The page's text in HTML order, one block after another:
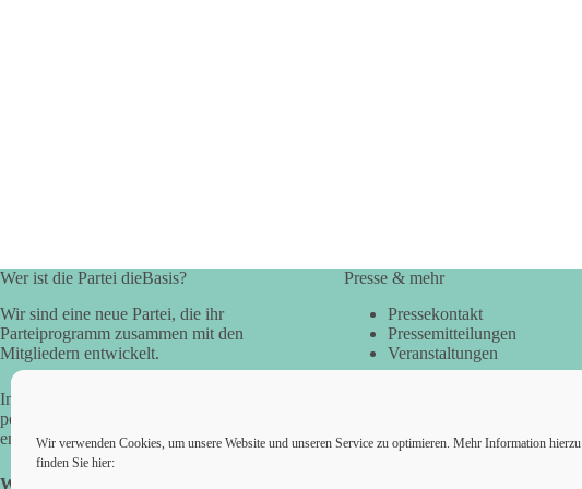
Wir verwenden Cookies, um unsere Website und unseren Service zu optimieren. Mehr Information hierzu
finden Sie hier:
Wer ist die Partei dieBasis?
Wir sind eine neue Partei, die ihr
Parteiprogramm zusammen mit den
Mitgliedern entwickelt.
In der Basisdemokratie werden die
politischen Fragen direkt vom Volk
entschieden.
Wir alle sind die Basis!
Presse & mehr
Pressekontakt
Pressemitteilungen
Veranstaltungen